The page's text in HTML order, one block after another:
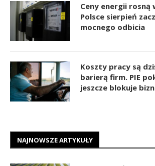
Ceny energii rosną
Polsce sierpień
mocnego odbicia
Koszty pracy są
barierą firm. PIE
jeszcze blokuje
NAJNOWSZE ARTYKUŁY